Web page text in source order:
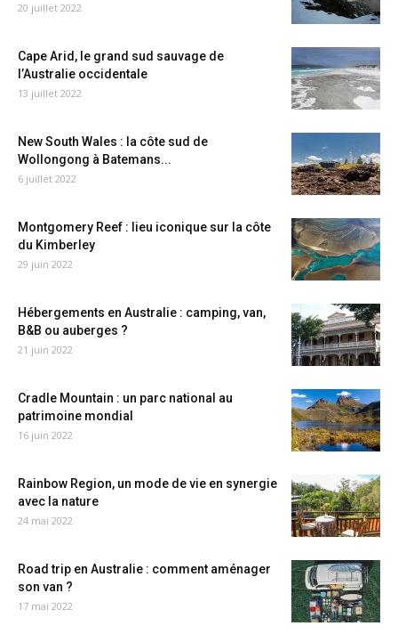
20 juillet 2022
Cape Arid, le grand sud sauvage de
l’Australie occidentale
13 juillet 2022
New South Wales : la côte sud de
Wollongong à Batemans...
6 juillet 2022
Montgomery Reef : lieu iconique sur la côte
du Kimberley
29 juin 2022
Hébergements en Australie : camping, van,
B&B ou auberges ?
21 juin 2022
Cradle Mountain : un parc national au
patrimoine mondial
16 juin 2022
Rainbow Region, un mode de vie en synergie
avec la nature
24 mai 2022
Road trip en Australie : comment aménager
son van ?
17 mai 2022